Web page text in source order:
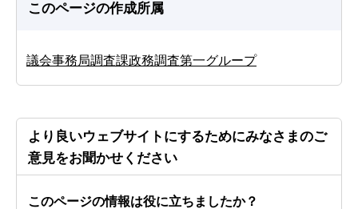
このページの作成所属
議会事務局調査課政務調査第一グループ
より良いウェブサイトにするためにみなさまのご
意見をお聞かせください
このページの情報は役に立ちましたか？